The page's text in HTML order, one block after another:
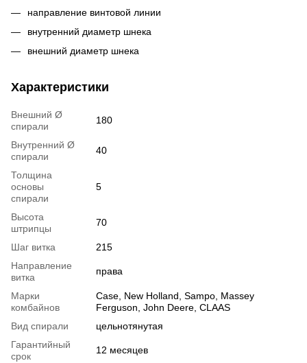
направление винтовой линии
внутренний диаметр шнека
внешний диаметр шнека
Характеристики
Внешний Ø
спирали
180
Внутренний Ø
спирали
40
Толщина
основы
спирали
5
Высота
штрипцы
70
Шаг витка
215
Направление
витка
права
Марки
комбайнов
Case, New Holland, Sampo, Massey
Ferguson, John Deere, CLAAS
Вид спирали
цельнотянутая
Гарантийный
срок
12 месяцев